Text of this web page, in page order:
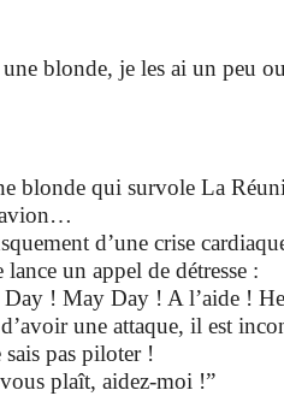
blonde, je les ai un peu
blonde qui survole La
avion…
d’une crise
un appel de détresse :
! May Day ! A l’aide !
une attaque, il est
pas piloter !
plaît, aidez-moi !”